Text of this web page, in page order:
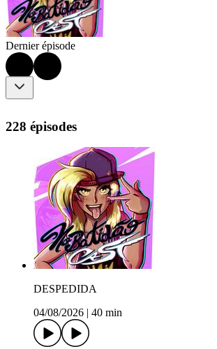
Dernier épisode
228 épisodes
DESPEDIDA
04/08/2026
40 min